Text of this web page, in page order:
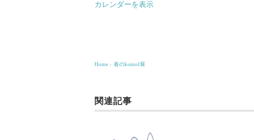
カレンダーを表示
Home › 春のkomof展
関連記事